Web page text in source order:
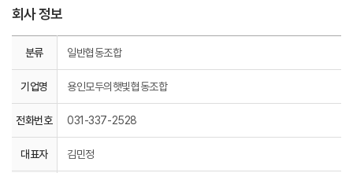
회사 정보
분류 일반협동조합
기업명 용인모두의햇빛협동조합
전화번호 031-337-2528
대표자 김민정